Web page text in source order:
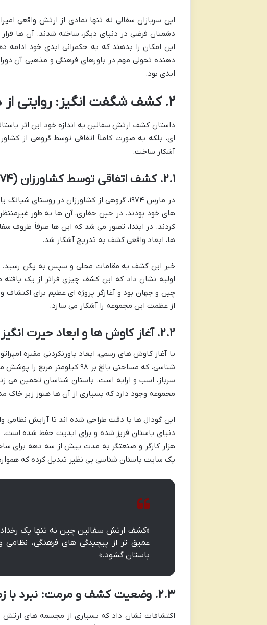
این سربازان سفالی نه تنها نمادی از ارتش واقعی
دشمنان فرضی در دنیای دیگر، ساخته شدند. آن ها قرار
این امکان را بدهند که به حکمرانی ابدی خود
دهنده تحولی مهم در باورهای فرهنگی و مذهبی آن
ابدی بود.
۲. کشف شگفت انگیز: روایتی از دل خاک
داستان کشف ارتش سفالین به اندازه خود این اثر
ای، بلکه به صورت کاملاً اتفاقی توسط گروهی از
آشکار ساخت.
۲.۱. کشف اتفاقی توسط کشاورزان (۱۹۷۴)
در مارس ۱۹۷۴، گروهی از کشاورزان در
های خود بودند. در حین حفاری، آن ها به طور
کردند. در ابتدا، تصور می شد که این ها صرفاً ظروف
ها، ابعاد واقعی کشف به تدریج آشکار شد.
خبر این کشف به مقامات محلی و سپس به پکن رسید.
اولیه نشان داد که این کشف چیزی فراتر از یک
چین و جهان بود و آغازگر پروژه ای عظیم برای اکتشاف
از عظمت این مجموعه را آشکار می سازد.
۲.۲. آغاز کاوش ها و ابعاد حیرت انگیز مجموعه
با آغاز کاوش های رسمی، ابعاد باورنکردنی مقبره
شناسی، که مساحتی بالغ بر ۹۸
مجموعه وجود دارد که بسیاری از آن ها هنوز زیر خاک
این گودال ها با دقت طراحی شده اند تا آرایش نظامی
دنیای باستان فریز شده و برای ابدیت حفظ شده
هزار کارگر و صنعتگر به مدت بیش از سه دهه برای
یک سایت باستان شناسی بی نظیر تبدیل کرده که
«کشف ارتش سفالین چین نه تنها یک
عمیق تر از پیچیدگی های فرهنگی، نظامی
باستان گشود.»
۲.۳. وضعیت کشف و مرمت: نبرد با زمان
اکتشافات نشان داد که بسیاری از مجسمه های